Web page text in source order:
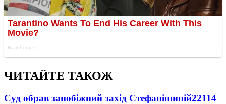
ЧИТАЙТЕ ТАКОЖ
Суд обрав запобіжний захід Стефанішиній22114